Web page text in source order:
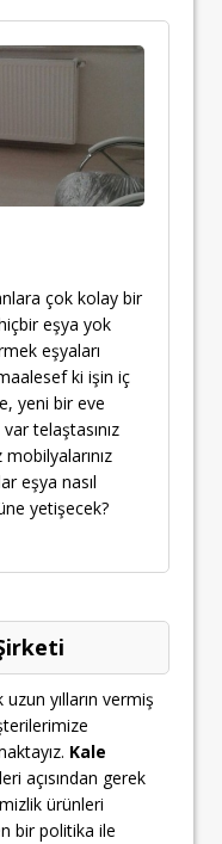
çok kolay bir
eşya yok
eşyaları
ki işin iç
yeni bir eve
var telaştasınız
eşya nasıl
yetişecek?
yılların vermiş
Kale
açısından gerek
ürünleri
bir politika ile